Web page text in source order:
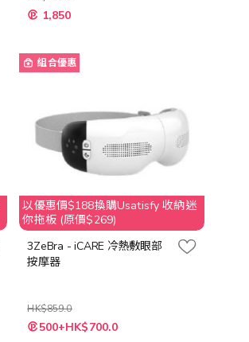
特
殊 1,850
組合優惠
以優惠價$188換購Usatisfy 收納迷
你拖板 (原價$269)
3ZeBra - iCARE 冷熱敷眼部
按摩器
HK$859.0
特
殊 500+HK$700.0